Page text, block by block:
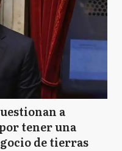
a
tener una
de tierras